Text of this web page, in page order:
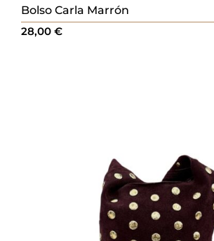
Bolso Carla Marrón
28,00€